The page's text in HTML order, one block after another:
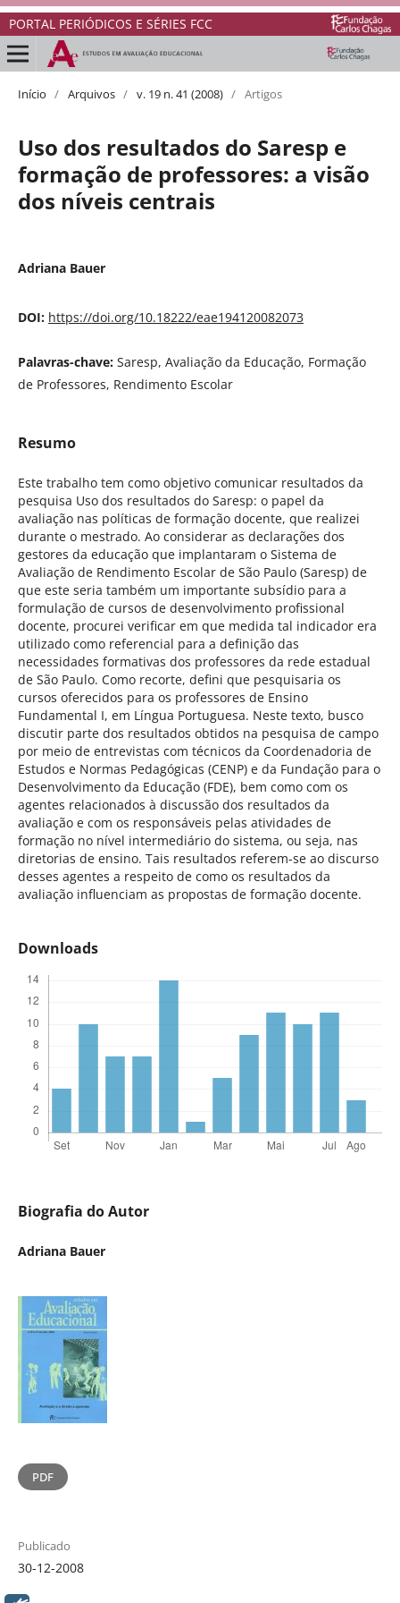
PORTAL PERIÓDICOS E SÉRIES FCC
Início / Arquivos / v. 19 n. 41 (2008) / Artigos
Uso dos resultados do Saresp e
formação de professores: a visão
dos níveis centrais
Adriana Bauer
DOI: https://doi.org/10.18222/eae194120082073
Palavras-chave: Saresp, Avaliação da Educação, Formação
de Professores, Rendimento Escolar
Resumo
Este trabalho tem como objetivo comunicar resultados da
pesquisa Uso dos resultados do Saresp: o papel da
avaliação nas políticas de formação docente, que realizei
durante o mestrado. Ao considerar as declarações dos
gestores da educação que implantaram o Sistema de
Avaliação de Rendimento Escolar de São Paulo (Saresp) de
que este seria também um importante subsídio para a
formulação de cursos de desenvolvimento profissional
docente, procurei verificar em que medida tal indicador era
utilizado como referencial para a definição das
necessidades formativas dos professores da rede estadual
de São Paulo. Como recorte, defini que pesquisaria os
cursos oferecidos para os professores de Ensino
Fundamental I, em Língua Portuguesa. Neste texto, busco
discutir parte dos resultados obtidos na pesquisa de campo
por meio de entrevistas com técnicos da Coordenadoria de
Estudos e Normas Pedagógicas (CENP) e da Fundação para o
Desenvolvimento da Educação (FDE), bem como com os
agentes relacionados à discussão dos resultados da
avaliação e com os responsáveis pelas atividades de
formação no nível intermediário do sistema, ou seja, nas
diretorias de ensino. Tais resultados referem-se ao discurso
desses agentes a respeito de como os resultados da
avaliação influenciam as propostas de formação docente.
Downloads
Biografia do Autor
Adriana Bauer
PDF
Publicado
30-12-2008